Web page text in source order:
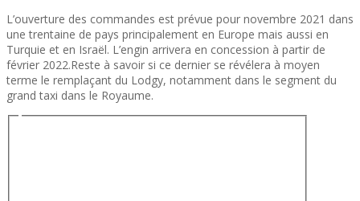
L’ouverture des commandes est prévue pour novembre 2021 dans
une trentaine de pays principalement en Europe mais aussi en
Turquie et en Israël. L’engin arrivera en concession à partir de
février 2022.Reste à savoir si ce dernier se révélera à moyen
terme le remplaçant du Lodgy, notamment dans le segment du
grand taxi dans le Royaume.